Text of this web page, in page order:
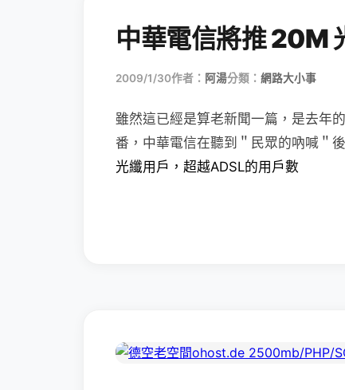
中華電信將推 20M
2009/1/30作者： 阿湯分類： 網路大小事
雖然這已經是算老新聞一篇，是去年
番，中華電信在聽到＂民眾的吶喊＂
光纖用戶，超越ADSL的用戶數